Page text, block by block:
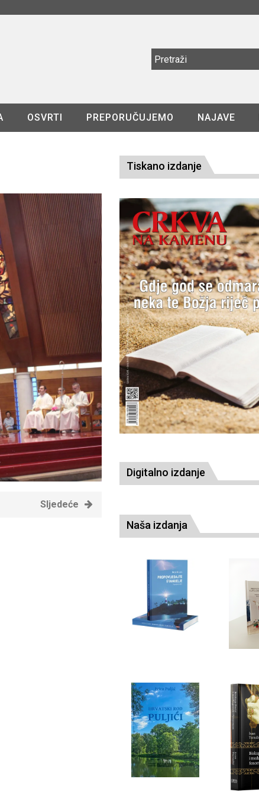
OSVRTI PREPORUČUJEMO NAJAVE
Sljedeće
Tiskano izdanje
Digitalno izdanje
Naša izdanja